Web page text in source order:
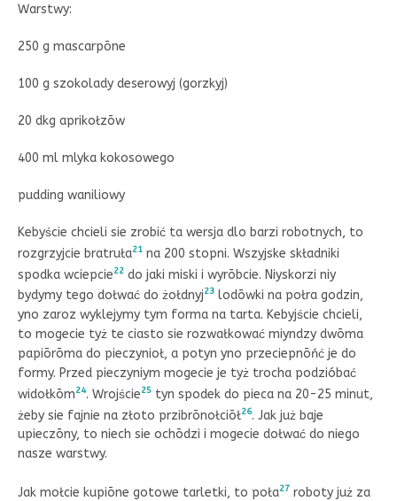
Warstwy:
250 g mascarpōne
100 g szokolady deserowyj (gorzkyj)
20 dkg aprikołzōw
400 ml mlyka kokosowego
pudding waniliowy
Kebyście chcieli sie zrobić ta wersja dlo barzi robotnych, to
rozgrzyjcie bratruła21 na 200 stopni. Wszyjske składniki
spodka wciepcie22 do jaki miski i wyrōbcie. Niyskorzi niy
bydymy tego dołwać do żołdnyj23 lodōwki na połra godzin,
yno zaroz wyklejymy tym forma na tarta. Kebyjście chcieli,
to mogecie tyż te ciasto sie rozwałkować miyndzy dwōma
papiōrōma do pieczynioł, a potyn yno przeciepnōńć je do
formy. Przed pieczyniym mogecie je tyż trocha podzióbać
widołkōm24. Wrojście25 tyn spodek do pieca na 20-25 minut,
żeby sie fajnie na złoto przibrōnołciōł26. Jak już baje
upieczōny, to niech sie ochōdzi i mogecie dołwać do niego
nasze warstwy.
Jak mołcie kupiōne gotowe tarletki, to poła27 roboty już za